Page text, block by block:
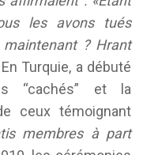
les avons tués
maintenant ? Hrant
En Turquie, a débuté
“cachés” et la
ceux témoignant
membres à part